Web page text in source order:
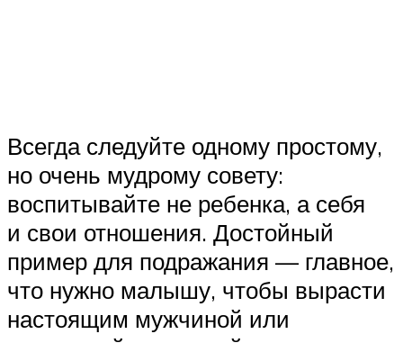
Всегда следуйте одному простому,
но очень мудрому совету:
воспитывайте не ребенка, а себя
и свои отношения. Достойный
пример для подражания — главное,
что нужно малышу, чтобы вырасти
настоящим мужчиной или